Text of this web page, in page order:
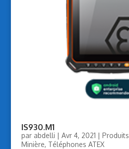
IS930.M1
par abdelli | Avr 4, 2021 |
Minière, Téléphones ATEX